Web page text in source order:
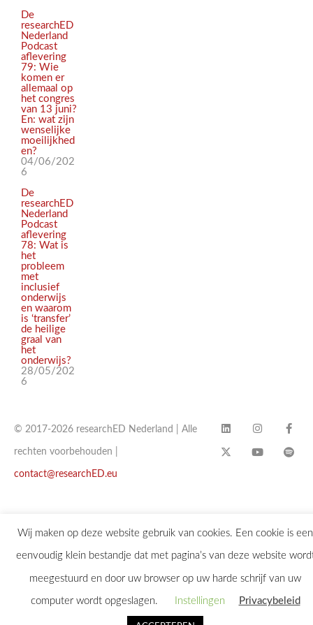
De
researchED
Nederland
Podcast
aflevering
79: Wie
komen er
allemaal op
het congres
van 13 juni?
En: wat zijn
wenselijke
moeilijkhed
en?
04/06/202
6
De
researchED
Nederland
Podcast
aflevering
78: Wat is
het
probleem
met
inclusief
onderwijs
en waarom
is ‘transfer’
de heilige
graal van
het
onderwijs?
28/05/202
6
© 2017-2026 researchED Nederland | Alle
rechten voorbehouden |
contact@researchED.eu
Wij maken op deze website gebruik van cookies. Een cookie is een
eenvoudig klein bestandje dat met pagina’s van deze website
meegestuurd en door uw browser op uw harde schrijf van uw
computer wordt opgeslagen. Instellingen Privacybeleid